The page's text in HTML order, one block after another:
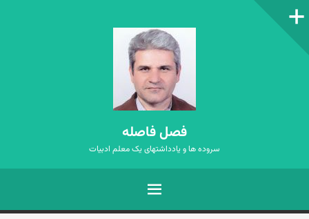
ستون‌کناری
فصل فاصله
سروده ها و یادداشتهای یک معلم ادبیات
فهرست